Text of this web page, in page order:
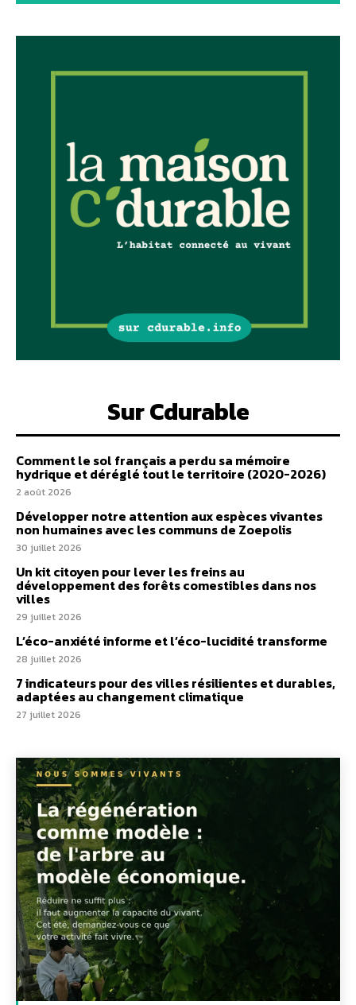
Sur Cdurable
Comment le sol français a perdu sa mémoire
hydrique et déréglé tout le territoire (2020-2026)
2 août 2026
Développer notre attention aux espèces vivantes
non humaines avec les communs de Zoepolis
30 juillet 2026
Un kit citoyen pour lever les freins au
développement des forêts comestibles dans nos
villes
29 juillet 2026
L’éco-anxiété informe et l’éco-lucidité transforme
28 juillet 2026
7 indicateurs pour des villes résilientes et durables,
adaptées au changement climatique
27 juillet 2026